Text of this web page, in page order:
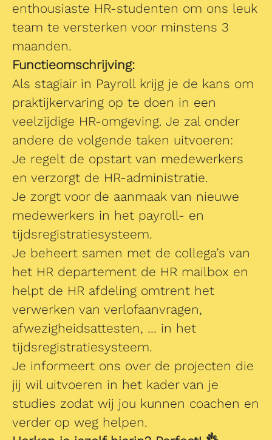
enthousiaste HR-studenten om ons leuk
team te versterken voor minstens 3
maanden.
Functieomschrijving:
Als stagiair in Payroll krijg je de kans om
praktijkervaring op te doen in een
veelzijdige HR-omgeving. Je zal onder
andere de volgende taken uitvoeren:
Je regelt de opstart van medewerkers
en verzorgt de HR-administratie.
Je zorgt voor de aanmaak van nieuwe
medewerkers in het payroll- en
tijdsregistratiesysteem.
Je beheert samen met de collega’s van
het HR departement de HR mailbox en
helpt de HR afdeling omtrent het
verwerken van verlofaanvragen,
afwezigheidsattesten, … in het
tijdsregistratiesysteem.
Je informeert ons over de projecten die
jij wil uitvoeren in het kader van je
studies zodat wij jou kunnen coachen en
verder op weg helpen.